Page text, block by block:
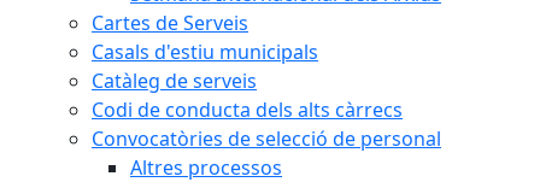
Cartes de Serveis
Casals d'estiu municipals
Catàleg de serveis
Codi de conducta dels alts càrrecs
Convocatòries de selecció de personal
Altres processos